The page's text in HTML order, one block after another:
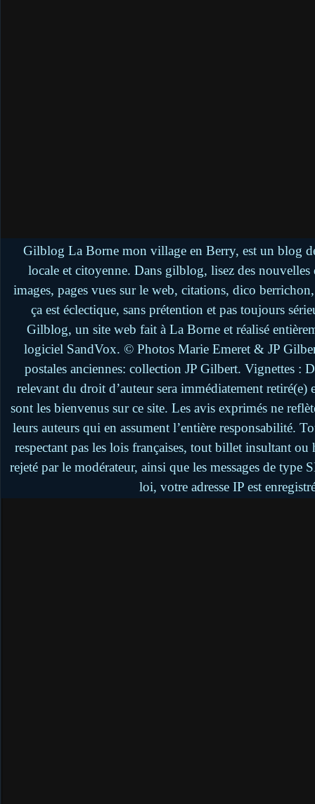
Gilblog La Borne mon village en Berry, est un blog
locale et citoyenne. Dans gilblog, lisez des
images, pages vues sur le web, citations, dico
ça est éclectique, sans prétention et pas toujours
Gilblog, un site web fait à La Borne et réalisé
logiciel SandVox. © Photos Marie Emeret & JP
postales anciennes: collection JP Gilbert. Vignettes :
relevant du droit d’auteur sera immédiatement retiré(e)
sont les bienvenus sur ce site. Les avis exprimés ne
leurs auteurs qui en assument l’entière responsabilité.
respectant pas les lois françaises, tout billet insultant
rejeté par le modérateur, ainsi que les messages de
loi, votre adresse IP est